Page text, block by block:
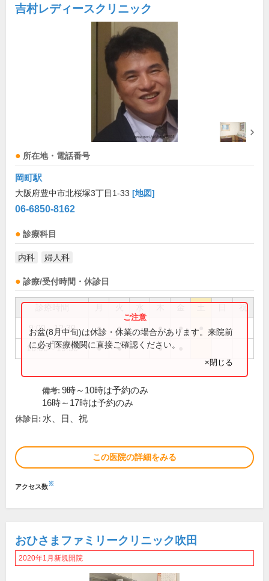
吉村レディースクリニック
所在地・電話番号
岡町駅
大阪府豊中市北桜塚3丁目1-33 [地図]
06-6850-8162
診療科目
内科 婦人科
診療/受付時間・休診日
祝
9:00～12:30 ● ● ● ●
16:00～19:30 ● ● ●
お盆(8月中旬)は休診・休業の場合があります。来院前
に必ず医療機関に直接ご確認ください。
×閉じる
備考: 9時～10時は予約のみ
16時～17時は予約のみ
休診日: 水、日、祝
この医院の詳細をみる
アクセス数※
おひさまファミリークリニック吹田
2020年1月新規開院